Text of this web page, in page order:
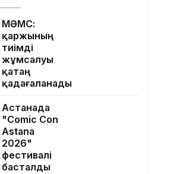
МӘМС:
қаржының
тиімді
жұмсалуы
қатаң
қадағаланады
Астанада
"Comic Con
Astana
2026"
фестивалі
басталды